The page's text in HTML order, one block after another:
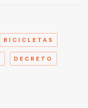
BICICLETAS
DECRETO